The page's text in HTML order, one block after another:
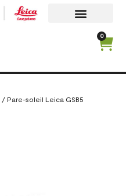
0
/ Pare-soleil Leica GSB5